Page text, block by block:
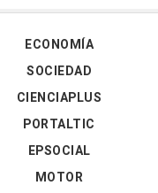
ECONOMÍA
SOCIEDAD
CIENCIAPLUS
PORTALTIC
EPSOCIAL
MOTOR